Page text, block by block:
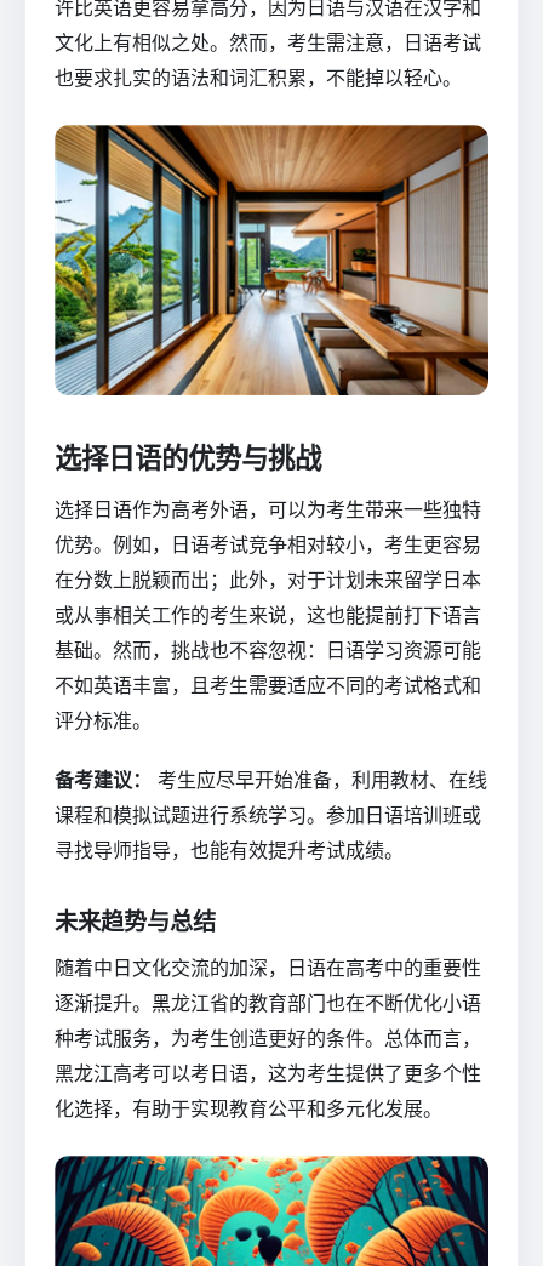
许比英语更容易拿高分，因为日语与汉语在汉字和
文化上有相似之处。然而，考生需注意，日语考试
也要求扎实的语法和词汇积累，不能掉以轻心。
选择日语的优势与挑战
选择日语作为高考外语，可以为考生带来一些独特
优势。例如，日语考试竞争相对较小，考生更容易
在分数上脱颖而出；此外，对于计划未来留学日本
或从事相关工作的考生来说，这也能提前打下语言
基础。然而，挑战也不容忽视：日语学习资源可能
不如英语丰富，且考生需要适应不同的考试格式和
评分标准。
备考建议：
考生应尽早开始准备，利用教材、在线
课程和模拟试题进行系统学习。参加日语培训班或
寻找导师指导，也能有效提升考试成绩。
未来趋势与总结
随着中日文化交流的加深，日语在高考中的重要性
逐渐提升。黑龙江省的教育部门也在不断优化小语
种考试服务，为考生创造更好的条件。总体而言，
黑龙江高考可以考日语，这为考生提供了更多个性
化选择，有助于实现教育公平和多元化发展。